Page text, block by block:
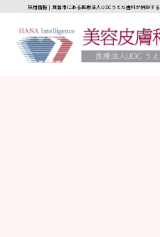
採用情報 | 箕面市にある医療法人UDCうえだ歯科が併設す
医療法人UDCうえだ歯科
Hana Intelligence美容皮膚